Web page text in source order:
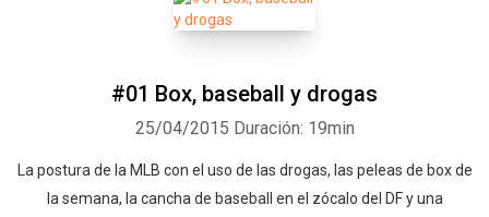
#01 Box, baseball y drogas
25/04/2015 Duración: 19min
La postura de la MLB con el uso de las drogas, las peleas de box de
la semana, la cancha de baseball en el zócalo del DF y una